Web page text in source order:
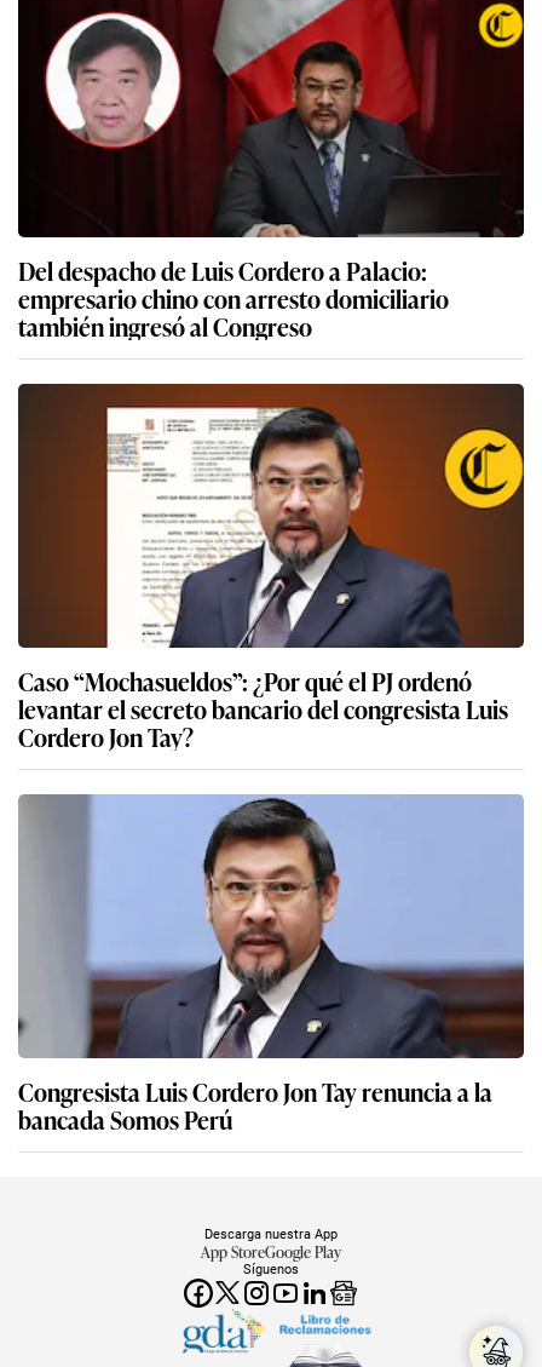
Del despacho de Luis Cordero a Palacio:
empresario chino con arresto domiciliario
también ingresó al Congreso
Caso “Mochasueldos”: ¿Por qué el PJ ordenó
levantar el secreto bancario del congresista Luis
Cordero Jon Tay?
Congresista Luis Cordero Jon Tay renuncia a la
bancada Somos Perú
Síguenos
Descarga nuestra App
App StoreGoogle Play